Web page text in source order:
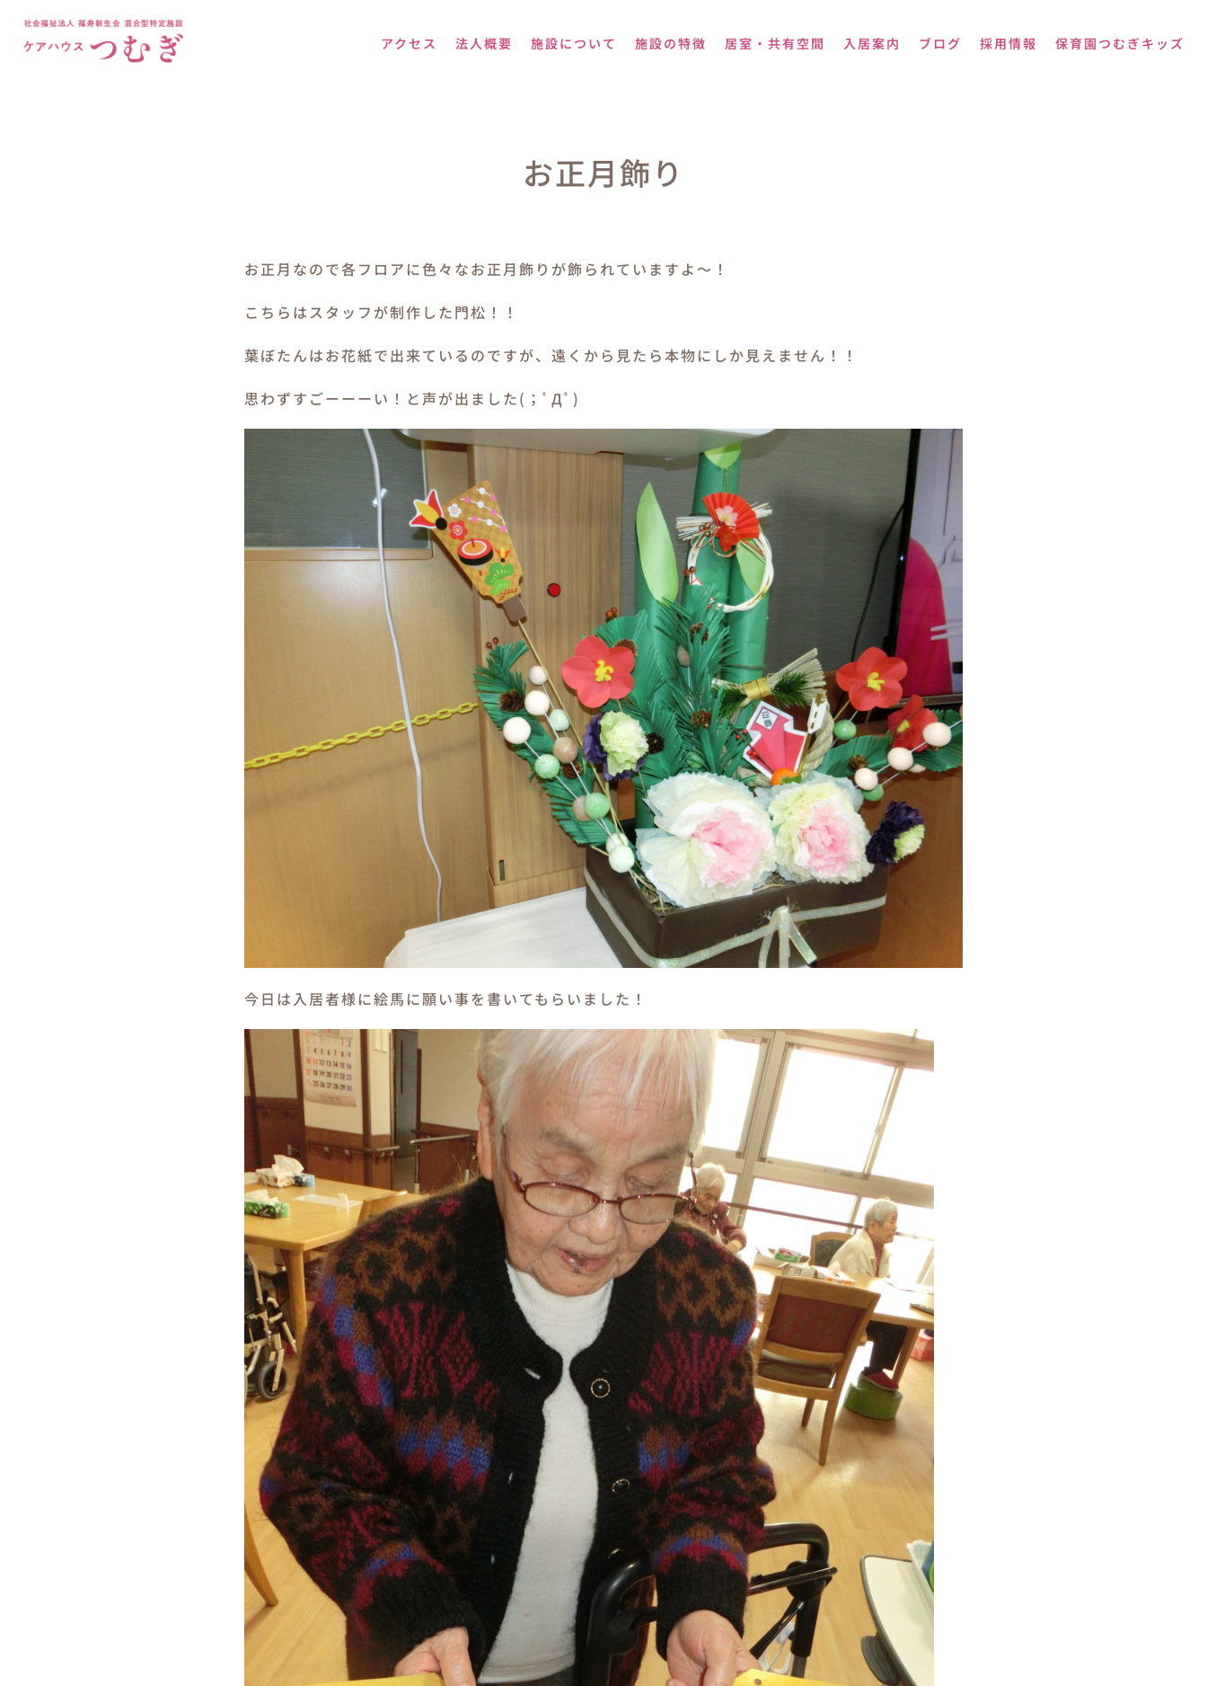
アクセス 法人概要 施設について 施設の特徴 居室・共有空間 入居案内 ブログ 採用情報 保育園つむぎキッズ
お正月飾り
お正月なので各フロアに色々なお正月飾りが飾られていますよ～！
こちらはスタッフが制作した門松！！
葉ぼたんはお花紙で出来ているのですが、遠くから見たら本物にしか見えません！！
思わずすごーーーい！と声が出ました(；ﾟДﾟ)
今日は入居者様に絵馬に願い事を書いてもらいました！